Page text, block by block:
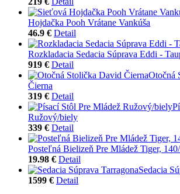
Hojdačka Pooh Vrátane Vankúša
46.9 € Detail
Rozkladacia Sedacia Súprava Eddi -
919 € Detail
Otočná
Čierna
319 € Detail
Ružový/biely
339 € Detail
Posteľná Bielizeň Pre Mládež Tiger,
19.98 € Detail
Sedacia
1599 € Detail